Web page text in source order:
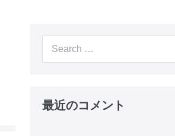
Search
最近のコメント